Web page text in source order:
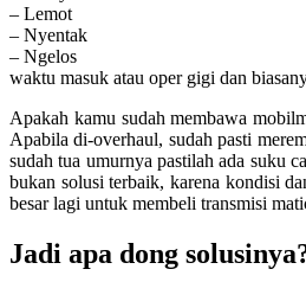
– Lemot
– Nyentak
– Ngelos
waktu masuk atau oper gigi dan
Apakah kamu sudah membawa
Apabila di-overhaul, sudah pasti
sudah tua umurnya pastilah ada suku
bukan solusi terbaik, karena kondisi
besar lagi untuk membeli transmisi
Jadi apa dong